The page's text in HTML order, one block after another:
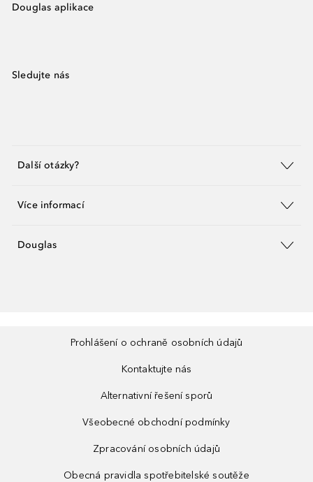
Douglas aplikace
Sledujte nás
Další otázky?
Více informací
Douglas
Prohlášení o ochraně osobních údajů
Kontaktujte nás
Alternativní řešení sporů
Všeobecné obchodní podmínky
Zpracování osobních údajů
Obecná pravidla spotřebitelské soutěže